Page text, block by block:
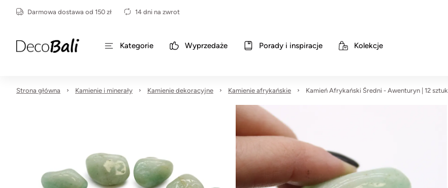
Darmowa dostawa od 150 zł 14 dni na zwrot
Kategorie Wyprzedaże Porady i inspiracje Kolekcje
Strona główna Kamienie i minerały Kamienie dekoracyjne Kamienie afrykańskie Kamień Afrykański Średni - Awenturyn | 12 sztuk